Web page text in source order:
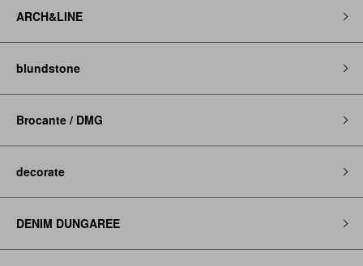
ARCH&LINE
blundstone
Brocante / DMG
decorate
DENIM DUNGAREE